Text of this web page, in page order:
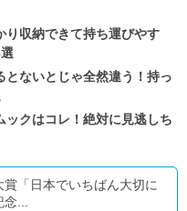
り収納できて持ち運びやす
とないとじゃ全然違う！持っ
クはコレ！絶対に見逃しち
「日本でいちばん大切に
...